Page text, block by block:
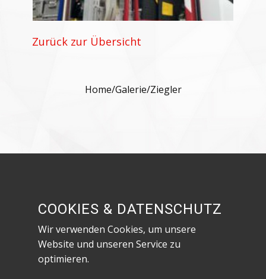
Zurück zur Übersicht
Home/Galerie/Ziegler
Datenschutzerklärung & Impressum
COOKIES & DATENSCHUTZ
Wir verwenden Cookies, um unsere
Website und unseren Service zu
optimieren.